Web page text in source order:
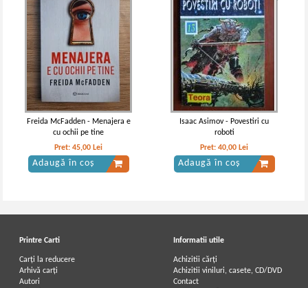
Freida McFadden - Menajera e
cu ochii pe tine
Pret:45,00 Lei
Adaugă în coș
Isaac Asimov - Povestiri cu
roboti
Pret:40,00 Lei
Adaugă în coș
Printre Carti
Carți la reducere
Arhivă carți
Autori
Informatii utile
Achizitii cărți
Achizitii viniluri, casete, CD/DVD
Contact